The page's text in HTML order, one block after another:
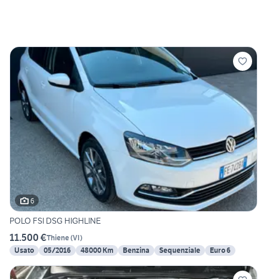
6
POLO FSI DSG HIGHLINE
11.500 €Thiene(VI)
Usato
05/2016 48000 Km Benzina Sequenziale Euro 6